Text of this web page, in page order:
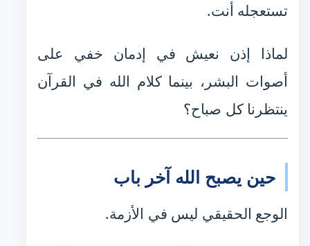
تستعجله أنت.
لماذا إذن نعيش في إدمان خفي على
أصوات البشر، بينما كلام الله في القرآن
ينتظرنا كل صباح؟
حين يصبح الله آخر باب
الوجع الحقيقي ليس في الأزمة.